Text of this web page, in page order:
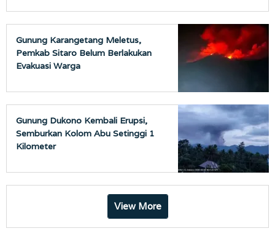
Gunung Karangetang Meletus,
Pemkab Sitaro Belum Berlakukan
Evakuasi Warga
Gunung Dukono Kembali Erupsi,
Semburkan Kolom Abu Setinggi 1
Kilometer
View More